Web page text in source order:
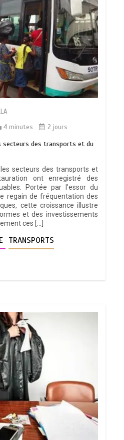
4 minutes 2 jours
secteurs des transports et du
secteurs des transports et
ont enregistré des
Portée par l’essor du
regain de fréquentation des
cette croissance illustre
et des investissements
ces […]
TRANSPORTS